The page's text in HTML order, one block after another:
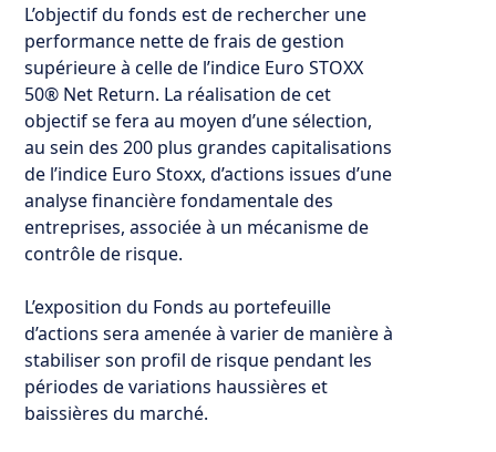
L’objectif du fonds est de rechercher une
performance nette de frais de gestion
supérieure à celle de l’indice Euro STOXX
50® Net Return. La réalisation de cet
objectif se fera au moyen d’une sélection,
au sein des 200 plus grandes capitalisations
de l’indice Euro Stoxx, d’actions issues d’une
analyse financière fondamentale des
entreprises, associée à un mécanisme de
contrôle de risque.
L’exposition du Fonds au portefeuille
d’actions sera amenée à varier de manière à
stabiliser son profil de risque pendant les
périodes de variations haussières et
baissières du marché.